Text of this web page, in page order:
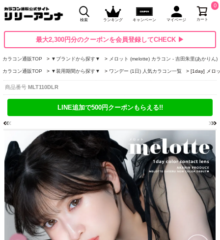
検索 ランキング キャンペーン マイページ カート
0
最大2,300円分のクーポンを会員登録してCHECK ▶
カラコン通販TOP ▼ブランドから探す▼ メロット (melotte) カラコン - 吉田朱里(あかりん)
カラコン通販TOP ▼装用期間から探す▼ ワンデー (1日) 人気カラコン一覧 [1day] メロ
商品番号 MLT110DLR
LINE追加で500円クーポンもらえる!!